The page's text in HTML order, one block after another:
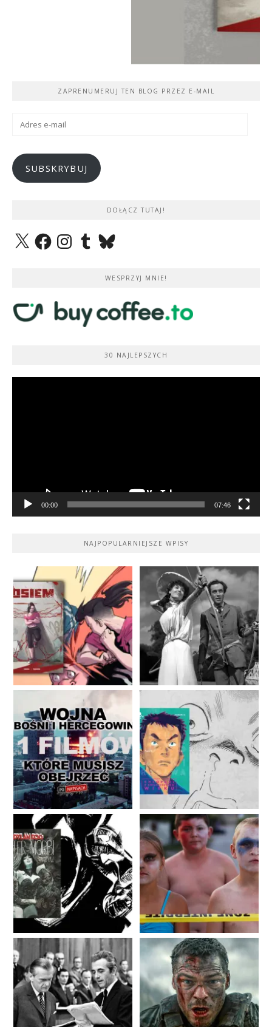
ZAPRENUMERUJ TEN BLOG PRZEZ E-MAIL
Adres
SUBSKRYBUJ
DOŁĄCZ TUTAJ!
X FacebookInstagramTumblrBluesky
WESPRZYJ MNIE!
30 NAJLEPSZYCH
00:00 07:46
NAJPOPULARNIEJSZE WPISY